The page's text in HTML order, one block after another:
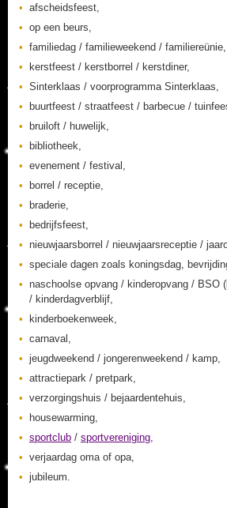
afscheidsfeest,
op een beurs,
familiedag / familieweekend / familiereünie,
kerstfeest / kerstborrel / kerstdiner,
Sinterklaas / voorprogramma Sinterklaas,
buurtfeest / straatfeest / barbecue /
bruiloft / huwelijk,
bibliotheek,
evenement / festival,
borrel / receptie,
braderie,
bedrijfsfeest,
nieuwjaarsborrel / nieuwjaarsreceptie /
speciale dagen zoals koningsdag,
naschoolse opvang / kinderopvang / BSO
/ kinderdagverblijf,
kinderboekenweek,
carnaval,
jeugdweekend / jongerenweekend / kamp,
attractiepark / pretpark,
verzorgingshuis / bejaardentehuis,
housewarming,
sportclub / sportvereniging,
verjaardag oma of opa,
jubileum.